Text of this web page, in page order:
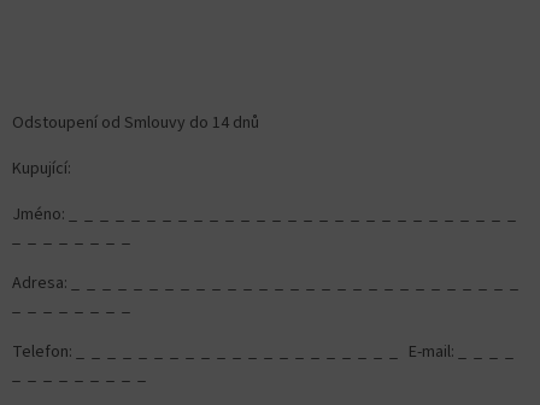
Odstoupení od Smlouvy do 14 dnů
Kupující:
Jméno: _ _ _ _ _ _ _ _ _ _ _ _ _ _ _ _ _ _ _ _ _ _ _ _ _ _ _ _ _
Adresa: _ _ _ _ _ _ _ _ _ _ _ _ _ _ _ _ _ _ _ _ _ _ _ _ _ _ _ _ _
Telefon: _ _ _ _ _ _ _ _ _ _ _ _ _ _ _ _ _ _ _ _ _ E-mail: _ _ _ _